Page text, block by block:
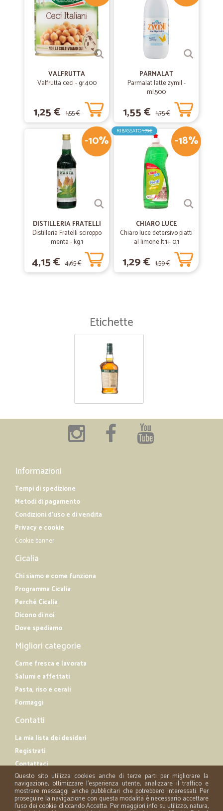
VALFRUTTA
Valfrutta ceci - gr.400
1,25 € 1,55 €
PARMALAT
Parmalat latte zymil -
ml.500
1,55 € 1,75 €
-10%
DISTILLERIA FRATELLI
Distilleria Fratelli sciroppo
menta - kg.1
4,15 € 4,65 €
-18%
RIBASSATO1,79€
CHIARO LUCE
Chiaro luce detersivo piatti
al limone lt.1+ 0,1
1,29 € 1,59 €
Etichette
Informazioni
Tempi di spedizione
Metodi di pagamento
Condizioni d'uso e di vendita
Privacy e cookie
Cookie banner
Cicalia
Chi siamo e come funziona
Programma Cicalia
Perché Cicalia
Dicono di noi
Dove spediamo
Migliori categorie
Carne fresca e lavorata
Salumi e affettati
Pasta, riso e cerali
Formaggi
Contatti
La mia lista dei desideri
Registrati
Contattaci
Questo sito utilizza cookies anche di terze parti per migliorare la
navigazione, ottimizzare l'esperienza utente, analizzare il traffico e
mostrare messaggi anche pubblicitari che potrebbero interessati. Per
proseguire la navigazione con questa modalità è necessario accettare
l'uso dei cookie cliccando Accetta. Per maggiori info su utilizzo, natura,